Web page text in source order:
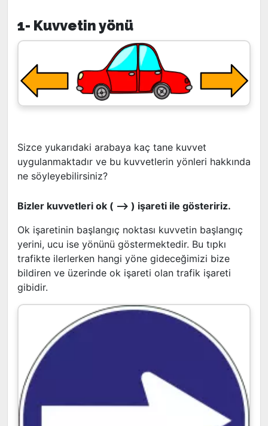
1- Kuvvetin yönü
Sizce yukarıdaki arabaya kaç tane kuvvet
uygulanmaktadır ve bu kuvvetlerin yönleri hakkında
ne söyleyebilirsiniz?
Bizler kuvvetleri ok ( --> ) işareti ile gösteririz.
Ok işaretinin başlangıç noktası kuvvetin başlangıç
yerini, ucu ise yönünü göstermektedir. Bu tıpkı
trafikte ilerlerken hangi yöne gideceğimizi bize
bildiren ve üzerinde ok işareti olan trafik işareti
gibidir.